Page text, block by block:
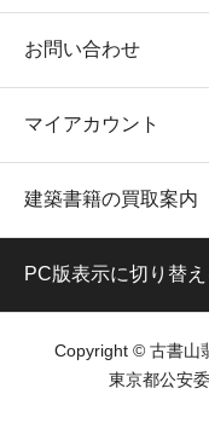
お問い合わせ
マイアカウント
建築書籍の買取案内
PC版表示に切り替え
Copyright © 古書山
東京都公安